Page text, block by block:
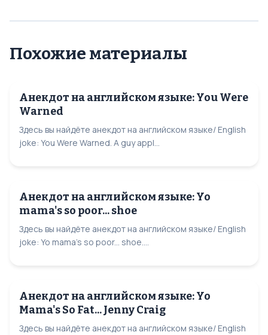
Похожие материалы
Анекдот на английском языке: You Were
Warned
Здесь вы найдёте анекдот на английском языке/ English
joke: You Were Warned. A guy appl...
Анекдот на английском языке: Yo
mama's so poor... shoe
Здесь вы найдёте анекдот на английском языке/ English
joke: Yo mama's so poor... shoe....
Анекдот на английском языке: Yo
Mama's So Fat... Jenny Craig
Здесь вы найдёте анекдот на английском языке/ English